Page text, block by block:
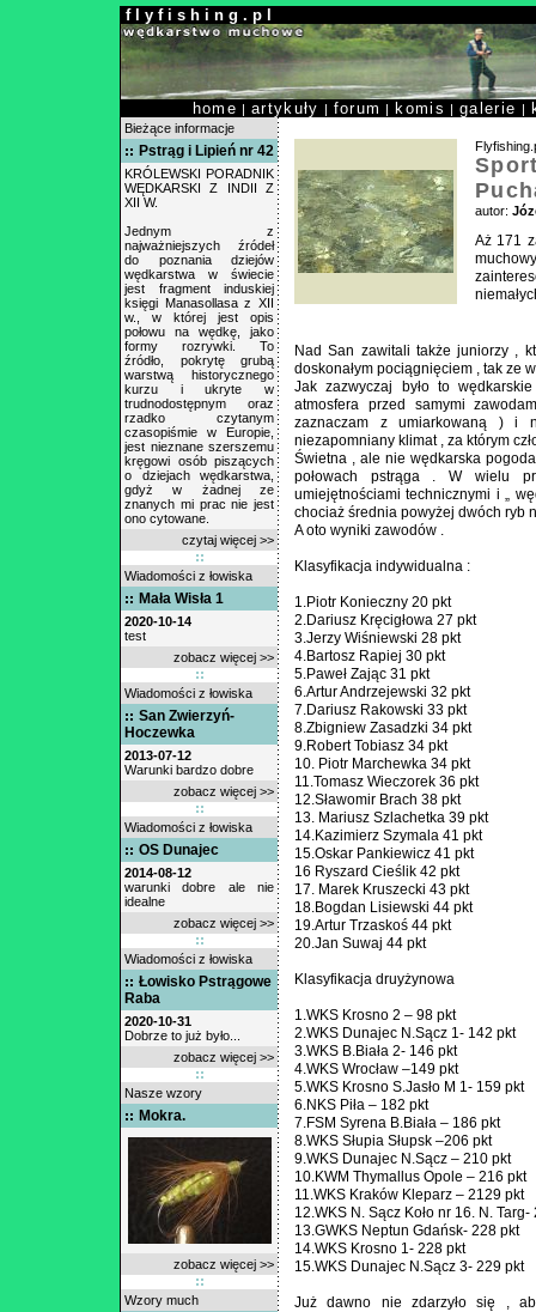
f l y f i s h i n g . p l
home |artykuły | forum | komis |galerie |
Bieżące informacje
Pstrąg i Lipień nr 42
KRÓLEWSKI PORADNIK
WĘDKARSKI Z INDII Z
XII W.
Jednym z
najważniejszych źródeł
do poznania dziejów
wędkarstwa w świecie
jest fragment induskiej
księgi Manasollasa z XII
w., w której jest opis
połowu na wędkę, jako
formy rozrywki. To
źródło, pokrytę grubą
warstwą historycznego
kurzu i ukryte w
trudnodostępnym oraz
rzadko czytanym
czasopiśmie w Europie,
jest nieznane szerszemu
kręgowi osób piszących
o dziejach wędkarstwa,
gdyż w żadnej ze
znanych mi prac nie jest
ono cytowane.
czytaj więcej >>
Wiadomości z łowiska
Mała Wisła 1
2020-10-14
test
zobacz więcej >>
Wiadomości z łowiska
San Zwierzyń-
Hoczewka
2013-07-12
Warunki bardzo dobre
zobacz więcej >>
Wiadomości z łowiska
OS Dunajec
2014-08-12
warunki dobre ale nie
idealne
zobacz więcej >>
Wiadomości z łowiska
Łowisko Pstrągowe
Raba
2020-10-31
Dobrze to już było...
zobacz więcej >>
Nasze wzory
Mokra.
zobacz więcej >>
Wzory much
autor:
Aż 171
Nad San zawitali także juniorzy ,
doskonałym pociągnięciem , tak ze
Jak zazwyczaj było to
atmosfera przed samymi
zaznaczam z umiarkowaną ) i
niezapomniany klimat , za którym
Świetna , ale nie wędkarska
połowach pstrąga . W wielu
umiejętnościami technicznymi i „
chociaż średnia powyżej dwóch ryb
A oto wyniki zawodów .
Klasyfikacja indywidualna :
1.Piotr Konieczny 20 pkt
2.Dariusz Kręcigłowa 27 pkt
3.Jerzy Wiśniewski 28 pkt
4.Bartosz Rapiej 30 pkt
5.Paweł Zając 31 pkt
6.Artur Andrzejewski 32 pkt
7.Dariusz Rakowski 33 pkt
8.Zbigniew Zasadzki 34 pkt
9.Robert Tobiasz 34 pkt
10. Piotr Marchewka 34 pkt
11.Tomasz Wieczorek 36 pkt
12.Sławomir Brach 38 pkt
13. Mariusz Szlachetka 39 pkt
14.Kazimierz Szymala 41 pkt
15.Oskar Pankiewicz 41 pkt
16 Ryszard Cieślik 42 pkt
17. Marek Kruszecki 43 pkt
18.Bogdan Lisiewski 44 pkt
19.Artur Trzaskoś 44 pkt
20.Jan Suwaj 44 pkt
Klasyfikacja druyżynowa
1.WKS Krosno 2 – 98 pkt
2.WKS Dunajec N.Sącz 1- 142 pkt
3.WKS B.Biała 2- 146 pkt
4.WKS Wrocław –149 pkt
5.WKS Krosno S.Jasło M 1- 159 pkt
6.NKS Piła – 182 pkt
7.FSM Syrena B.Biała – 186 pkt
8.WKS Słupia Słupsk –206 pkt
9.WKS Dunajec N.Sącz – 210 pkt
10.KWM Thymallus Opole – 216 pkt
11.WKS Kraków Kleparz – 2129 pkt
12.WKS N. Sącz Koło nr 16. N. Targ-
13.GWKS Neptun Gdańsk- 228 pkt
14.WKS Krosno 1- 228 pkt
15.WKS Dunajec N.Sącz 3- 229 pkt
Już dawno nie zdarzyło się ,